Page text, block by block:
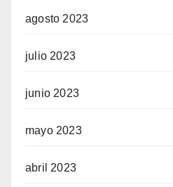
agosto 2023
julio 2023
junio 2023
mayo 2023
abril 2023